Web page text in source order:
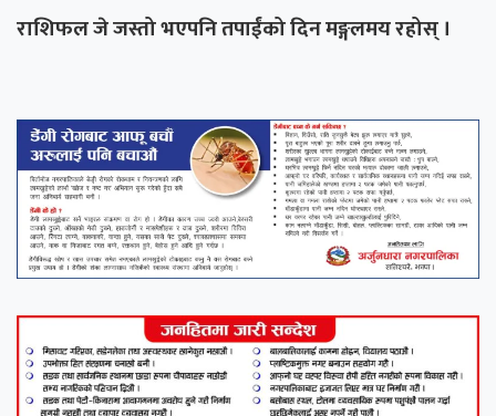
राशिफल जे जस्तो भएपनि तपाईंको दिन मङ्गलमय रहोस् ।